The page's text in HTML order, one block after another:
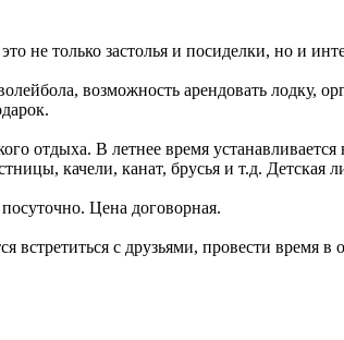
не только застолья и посиделки, но и
возможность арендовать
отдыха. В летнее время
качели, канат, брусья и т.д. Детская
Цена договорная.
встретиться с друзьями, провести